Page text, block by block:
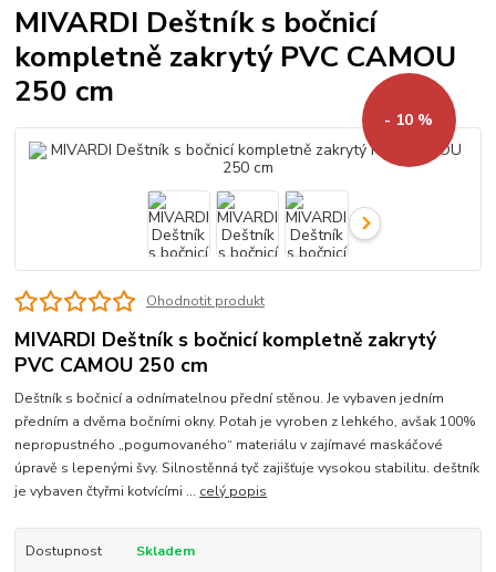
MIVARDI Deštník s bočnicí
kompletně zakrytý PVC CAMOU
250 cm
- 10 %
Ohodnotit produkt
MIVARDI Deštník s bočnicí kompletně zakrytý
PVC CAMOU 250 cm
Deštník s bočnicí a odnímatelnou přední stěnou. Je vybaven jedním
předním a dvěma bočními okny. Potah je vyroben z lehkého, avšak 100%
nepropustného „pogumovaného“ materiálu v zajímavé maskáčové
úpravě s lepenými švy. Silnostěnná tyč zajišťuje vysokou stabilitu. deštník
je vybaven čtyřmi kotvícími ... celý popis
Dostupnost
Skladem